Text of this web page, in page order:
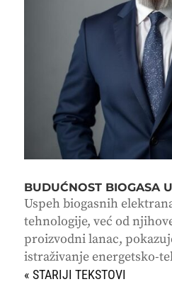
BUDUĆNOST BIOGASA
Uspeh biogasnih
tehnologije, već od
proizvodni lanac,
istraživanje energetsko-
« STARIJI UNOSI